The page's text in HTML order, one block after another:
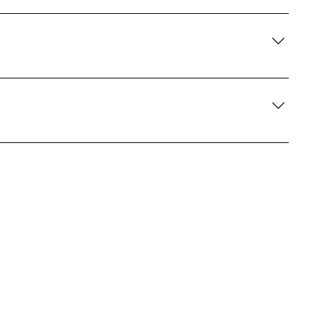
без шкоды для якасці вырабаў
Апрацоўка папярэдне заказаных
прадуктаў азначае, што іх
мастацтва. Дзякуй за цярпенне і
для стварэння нашых унікальных
гарантуе, што наша мастацтва
так і наладжванне для нашых
і ўстойлівых дызайнерскіх